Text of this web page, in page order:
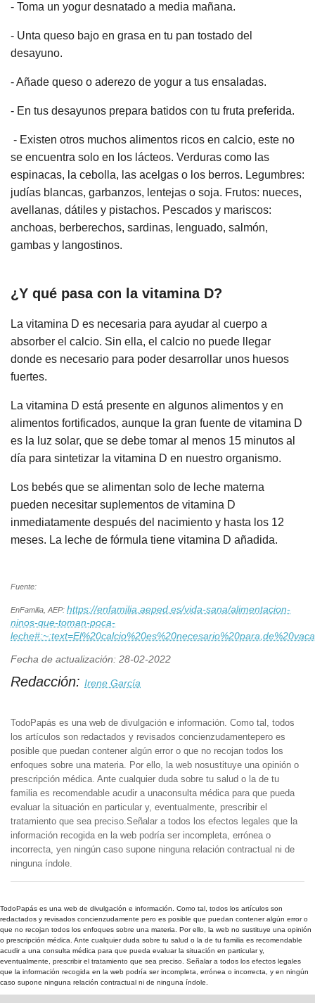
- Toma un yogur desnatado a media mañana.
- Unta queso bajo en grasa en tu pan tostado del
desayuno.
- Añade queso o aderezo de yogur a tus ensaladas.
- En tus desayunos prepara batidos con tu fruta preferida.
- Existen otros muchos alimentos ricos en calcio, este no
se encuentra solo en los lácteos. Verduras como las
espinacas, la cebolla, las acelgas o los berros. Legumbres:
judías blancas, garbanzos, lentejas o soja. Frutos: nueces,
avellanas, dátiles y pistachos. Pescados y mariscos:
anchoas, berberechos, sardinas, lenguado, salmón,
gambas y langostinos.
¿Y qué pasa con la vitamina D?
La vitamina D es necesaria para ayudar al cuerpo a
absorber el calcio. Sin ella, el calcio no puede llegar
donde es necesario para poder desarrollar unos huesos
fuertes.
La vitamina D está presente en algunos alimentos y en
alimentos fortificados, aunque la gran fuente de vitamina D
es la luz solar, que se debe tomar al menos 15 minutos al
día para sintetizar la vitamina D en nuestro organismo.
Los bebés que se alimentan solo de leche materna
pueden necesitar suplementos de vitamina D
inmediatamente después del nacimiento y hasta los 12
meses. La leche de fórmula tiene vitamina D añadida.
Fuente:
EnFamilia, AEP: https://enfamilia.aeped.es/vida-sana/alimentacion-
ninos-que-toman-poca-
Fecha de actualización: 28-02-2022
Redacción: Irene García
TodoPapás es una web de divulgación e información. Como tal, todos
los artículos son redactados y revisados concienzudamentepero es
posible que puedan contener algún error o que no recojan todos los
enfoques sobre una materia. Por ello, la web nosustituye una opinión o
prescripción médica. Ante cualquier duda sobre tu salud o la de tu
familia es recomendable acudir a unaconsulta médica para que pueda
evaluar la situación en particular y, eventualmente, prescribir el
tratamiento que sea preciso.Señalar a todos los efectos legales que la
información recogida en la web podría ser incompleta, errónea o
incorrecta, yen ningún caso supone ninguna relación contractual ni de
ninguna índole.
TodoPapás es una web de divulgación e información. Como tal, todos los artículos son
redactados y revisados concienzudamente pero es posible que puedan contener algún error o
que no recojan todos los enfoques sobre una materia. Por ello, la web no sustituye una opinión
o prescripción médica. Ante cualquier duda sobre tu salud o la de tu familia es recomendable
acudir a una consulta médica para que pueda evaluar la situación en particular y,
eventualmente, prescribir el tratamiento que sea preciso. Señalar a todos los efectos legales
que la información recogida en la web podría ser incompleta, errónea o incorrecta, y en ningún
caso supone ninguna relación contractual ni de ninguna índole.